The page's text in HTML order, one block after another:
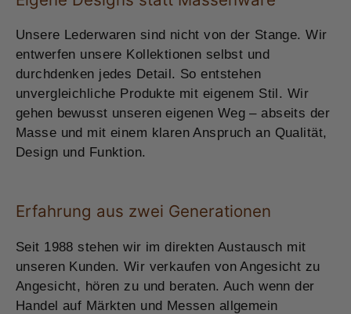
Unsere Lederwaren sind nicht von der Stange. Wir
entwerfen unsere Kollektionen selbst und
durchdenken jedes Detail. So entstehen
unvergleichliche Produkte mit eigenem Stil. Wir
gehen bewusst unseren eigenen Weg – abseits der
Masse und mit einem klaren Anspruch an Qualität,
Design und Funktion.
Erfahrung aus zwei Generationen
Seit 1988 stehen wir im direkten Austausch mit
unseren Kunden. Wir verkaufen von Angesicht zu
Angesicht, hören zu und beraten. Auch wenn der
Handel auf Märkten und Messen allgemein